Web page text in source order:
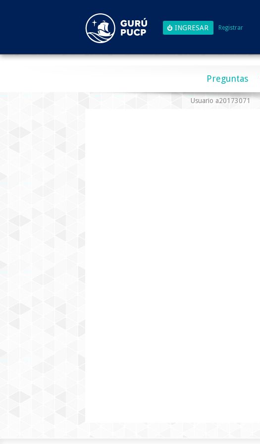
Registrar
Preguntas
Usuario a20173071